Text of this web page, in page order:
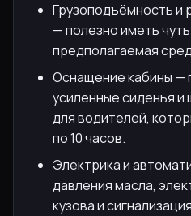
Грузоподъёмность и
— полезно иметь
предполагаемая
Оснащение кабины —
усиленные сиденья
для водителей,
по 10 часов.
Электрика и
давления масла,
кузова и